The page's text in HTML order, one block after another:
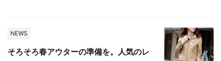
NEWS
そろそろ春アウターの準備を。人気のレ